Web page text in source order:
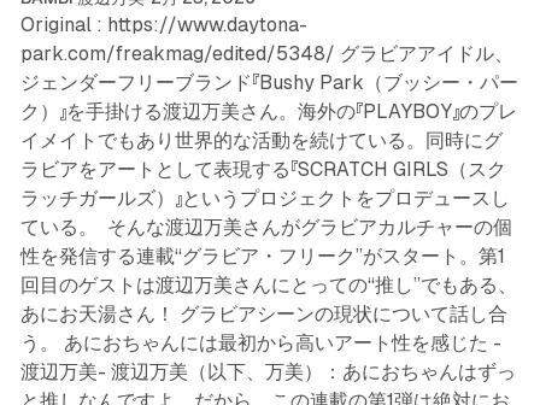
Original : https://www.daytona-
park.com/freakmag/edited/5348/ グラビアアイドル、
ジェンダーフリーブランド『Bushy Park（ブッシー・パー
ク）』を手掛ける渡辺万美さん。海外の『PLAYBOY』のプレ
イメイトでもあり世界的な活動を続けている。同時にグ
ラビアをアートとして表現する『SCRATCH GIRLS（スク
ラッチガールズ）』というプロジェクトをプロデュースし
ている。 そんな渡辺万美さんがグラビアカルチャーの個
性を発信する連載“グラビア・フリーク”がスタート。第1
回目のゲストは渡辺万美さんにとっての“推し”でもある、
あにお天湯さん！ グラビアシーンの現状について話し合
う。 あにおちゃんには最初から高いアート性を感じた -
渡辺万美- 渡辺万美（以下、万美）：あにおちゃんはずっ